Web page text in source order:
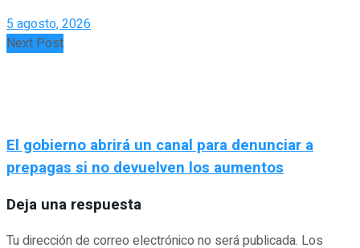
5 agosto, 2026
Next Post
El gobierno abrirá un canal para denunciar a
prepagas si no devuelven los aumentos
Deja una respuesta
Tu dirección de correo electrónico no será publicada. Los